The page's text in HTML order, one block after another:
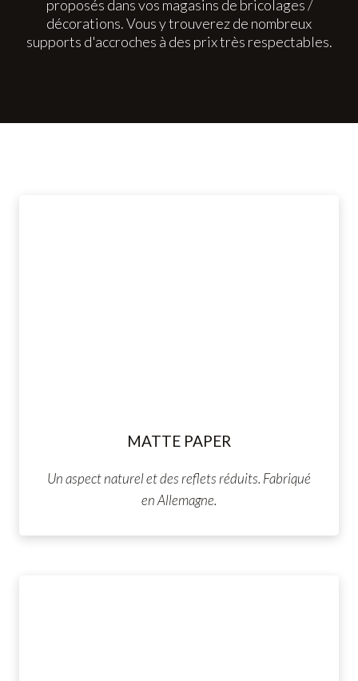
proposés dans vos magasins de bricolages /
décorations. Vous y trouverez de nombreux
supports d'accroches à des prix très respectables.
MATTE PAPER
Un aspect naturel et des reflets réduits. Fabriqué
en Allemagne.